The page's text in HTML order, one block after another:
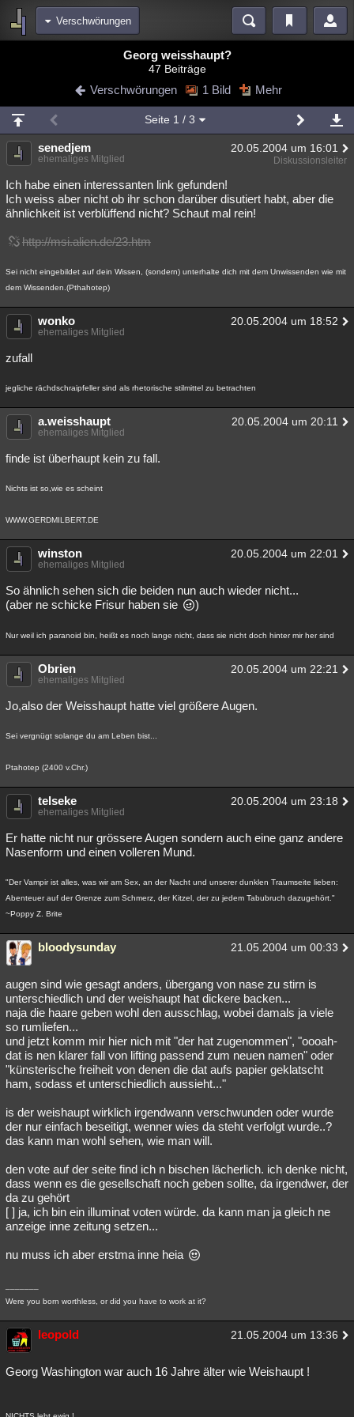
Verschwörungen
Blogs
Chat Wiki Neuigkeiten
meine Rubriken
Menschen Wissenschaft Mystery Kriminalfälle
Spiritualität Verschwörungen Technologie
Natur Umfragen Unterhaltung
weitere Rubriken
Astronomie Helpdesk
Musik Clash Allmystery English
Georg weisshaupt?
47 Beiträge
Verschwörungen 1 Bild Mehr
Seite 1 / 3
senedjem 20.05.2004 um 16:01
ehemaliges Mitglied Diskussionsleiter
Ich habe einen interessanten link gefunden!
Ich weiss aber nicht ob ihr schon darüber disutiert habt, aber die
ähnlichkeit ist verblüffend nicht? Schaut mal rein!
http://msi.alien.de/23.htm
Sei nicht eingebildet auf dein Wissen, (sondern) unterhalte dich mit dem Unwissenden wie mit
dem Wissenden.(Pthahotep)
wonko 20.05.2004 um 18:52
ehemaliges Mitglied
zufall
jegliche rächdschraipfeller sind als rhetorische stilmittel zu betrachten
a.weisshaupt 20.05.2004 um 20:11
ehemaliges Mitglied
finde ist überhaupt kein zu fall.
Nichts ist so,wie es scheint
WWW.GERDMILBERT.DE
winston 20.05.2004 um 22:01
ehemaliges Mitglied
So ähnlich sehen sich die beiden nun auch wieder nicht...
(aber ne schicke Frisur haben sie
)
Nur weil ich paranoid bin, heißt es noch lange nicht, dass sie nicht doch hinter mir her sind
Obrien 20.05.2004 um 22:21
ehemaliges Mitglied
Jo,also der Weisshaupt hatte viel größere Augen.
Sei vergnügt solange du am Leben bist...
Ptahotep (2400 v.Chr.)
telseke 20.05.2004 um 23:18
ehemaliges Mitglied
Er hatte nicht nur grössere Augen sondern auch eine ganz andere
Nasenform und einen volleren Mund.
"Der Vampir ist alles, was wir am Sex, an der Nacht und unserer dunklen Traumseite lieben:
Abenteuer auf der Grenze zum Schmerz, der Kitzel, der zu jedem Tabubruch dazugehört."
~Poppy Z. Brite
bloodysunday 21.05.2004 um 00:33
augen sind wie gesagt anders, übergang von nase zu stirn is
unterschiedlich und der weishaupt hat dickere backen...
naja die haare geben wohl den ausschlag, wobei damals ja viele
so rumliefen...
und jetzt komm mir hier nich mit "der hat zugenommen", "oooah-
dat is nen klarer fall von lifting passend zum neuen namen" oder
"künsterische freiheit von denen die dat aufs papier geklatscht
ham, sodass et unterschiedlich aussieht..."
is der weishaupt wirklich irgendwann verschwunden oder wurde
der nur einfach beseitigt, wenner wies da steht verfolgt wurde..?
das kann man wohl sehen, wie man will.
den vote auf der seite find ich n bischen lächerlich. ich denke nicht,
dass wenn es die gesellschaft noch geben sollte, da irgendwer, der
da zu gehört
[ ] ja, ich bin ein illuminat voten würde. da kann man ja gleich ne
anzeige inne zeitung setzen...
nu muss ich aber erstma inne heia
Were you born worthless, or did you have to work at it?
leopold 21.05.2004 um 13:36
Georg Washington war auch 16 Jahre älter wie Weishaupt !